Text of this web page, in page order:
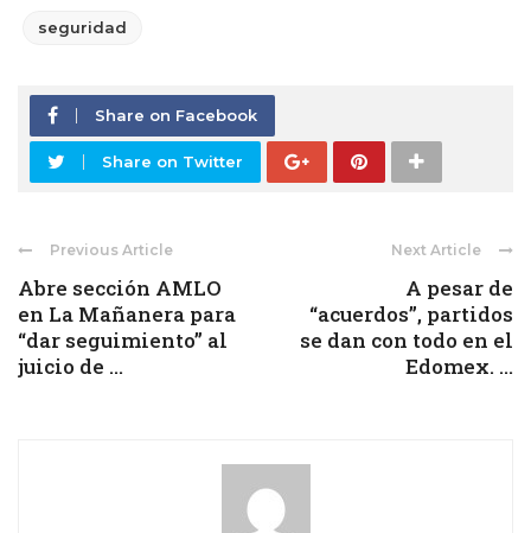
seguridad
Share on Facebook
Share on Twitter
Previous Article
Abre sección AMLO
en La Mañanera para
“dar seguimiento” al
juicio de ...
Next Article
A pesar de
“acuerdos”, partidos
se dan con todo en el
Edomex. ...